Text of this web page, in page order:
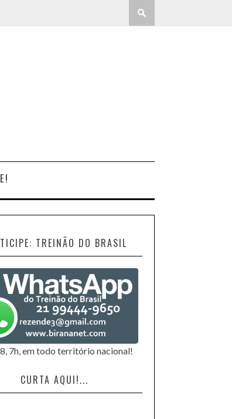
TREINÃO DO BRASIL
7h, em todo território nacional!
CURTA AQUI!...